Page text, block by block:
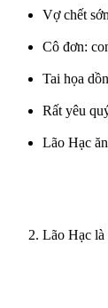
Vợ chết
Cô đơn:
Tai họa
Rất yêu
Lão Hạc
Lão Hạc là